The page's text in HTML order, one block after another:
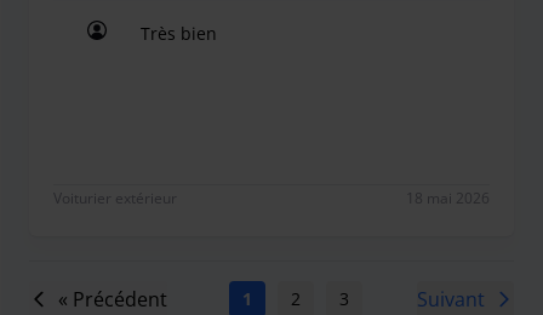
Très bien
Voiturier extérieur 18 mai 2026
« Précédent 1 2 3 5
Suivant